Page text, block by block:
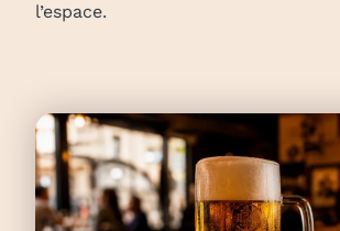
l’espace.